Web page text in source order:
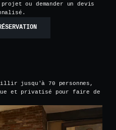
ou demander un devis
jusqu'à 70 personnes,
et privatisé pour faire de